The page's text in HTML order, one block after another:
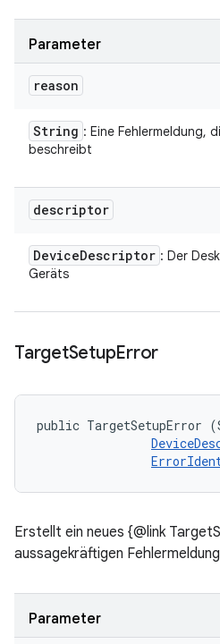
Parameter
reason
String : Eine Fehlermeldung,
beschreibt
descriptor
DeviceDescriptor : Der
Geräts
TargetSetupError
public TargetSetupError
Erstellt ein neues {@link
aussagekräftigen
Parameter